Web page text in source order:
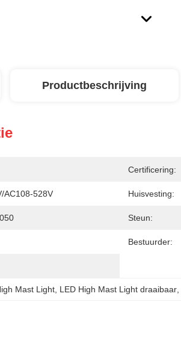
Productbeschrijving
Certificering:
AC108-528V Huisvesting:
Steun:
Bestuurder:
Mast Light LED High Mast Light draaibaar